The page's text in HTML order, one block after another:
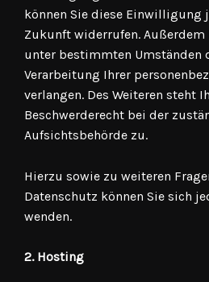
können Sie diese Einwilligung
Zukunft widerrufen. Außerdem
unter bestimmten Umständen
Verarbeitung Ihrer
verlangen. Des Weiteren steht
Beschwerderecht bei der
Aufsichtsbehörde zu.
Hierzu sowie zu weiteren
Datenschutz können Sie sich
wenden.
2. Hosting